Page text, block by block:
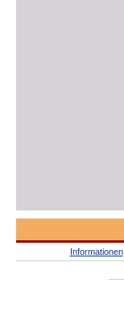
Informationen